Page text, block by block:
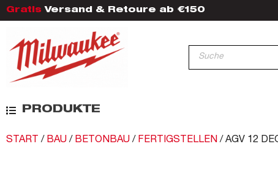
Gratis Versand & Retoure ab €150
PRODUKTE
START / BAU / BETONBAU / FERTIGSTELLEN / AGV 12